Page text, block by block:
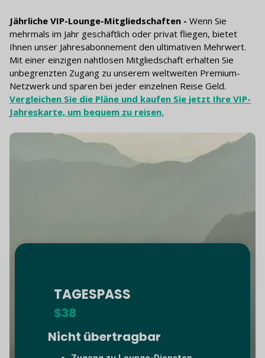
Jährliche VIP-Lounge-Mitgliedschaften - Wenn Sie
mehrmals im Jahr geschäftlich oder privat fliegen, bietet
Ihnen unser Jahresabonnement den ultimativen Mehrwert.
Mit einer einzigen nahtlosen Mitgliedschaft erhalten Sie
unbegrenzten Zugang zu unserem weltweiten Premium-
Netzwerk und sparen bei jeder einzelnen Reise Geld.
Vergleichen Sie die Pläne und kaufen Sie jetzt Ihre VIP-
Jahreskarte, um bequem zu reisen.
TAGESPASS
$38
Nicht übertragbar